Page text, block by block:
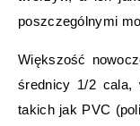
poszczególnymi
Większość
średnicy 1/2 cala,
takich jak PVC